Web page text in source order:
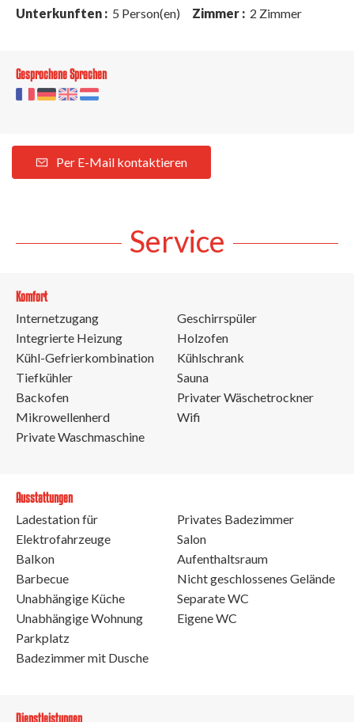
Unterkunften : 5 Person(en) Zimmer : 2 Zimmer
Gesprochene Sprachen
Per E-Mail kontaktieren
Service
Komfort
Internetzugang
Integrierte Heizung
Kühl-Gefrierkombination
Tiefkühler
Backofen
Mikrowellenherd
Private Waschmaschine
Geschirrspüler
Holzofen
Kühlschrank
Sauna
Privater Wäschetrockner
Wifi
Ausstattungen
Ladestation für
Elektrofahrzeuge
Balkon
Barbecue
Unabhängige Küche
Unabhängige Wohnung
Parkplatz
Badezimmer mit Dusche
Privates Badezimmer
Salon
Aufenthaltsraum
Nicht geschlossenes Gelände
Separate WC
Eigene WC
Dienstleistungen